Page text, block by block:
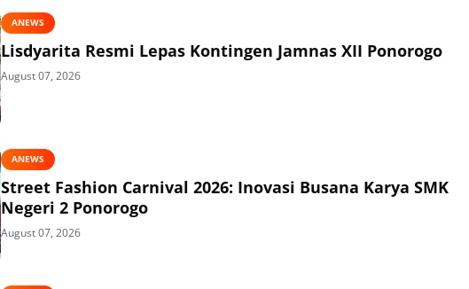
ANEWS
Lisdyarita Resmi Lepas Kontingen Jamnas XII Ponorogo
August 07, 2026
ANEWS
Street Fashion Carnival 2026: Inovasi Busana Karya SMK
Negeri 2 Ponorogo
August 07, 2026